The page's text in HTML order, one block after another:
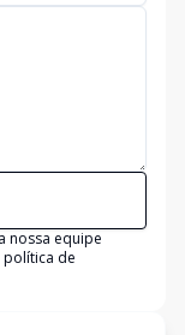
nossa equipe
política de